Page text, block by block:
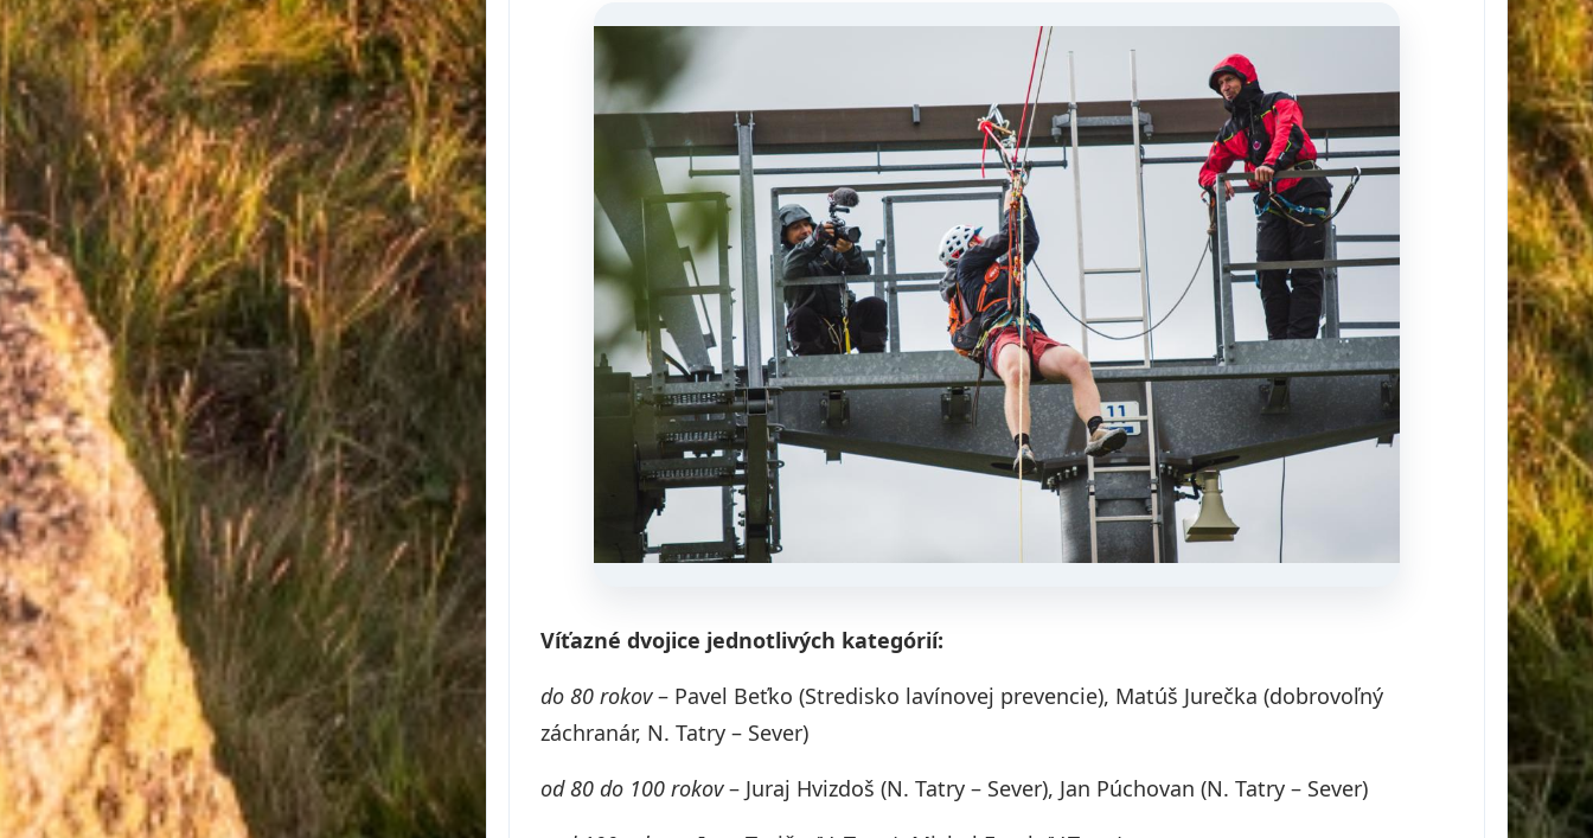
Víťazné dvojice jednotlivých kategórií:
do 80 rokov– Pavel Beťko (Stredisko lavínovej prevencie), Matúš Jurečka (dobrovoľný
záchranár, N. Tatry – Sever)
od 80 do 100 rokov– Juraj Hvizdoš (N. Tatry – Sever), Jan Púchovan (N. Tatry – Sever)